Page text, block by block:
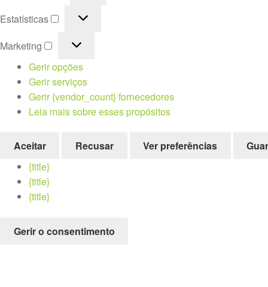
Estatísticas Estatísticas
Marketing
Marketing
Gerir opções
Gerir serviços
Gerir {vendor_count} fornecedores
Leia mais sobre esses propósitos
Aceitar Recusar Ver preferências
{title}
{title}
{title}
Gerir o consentimento